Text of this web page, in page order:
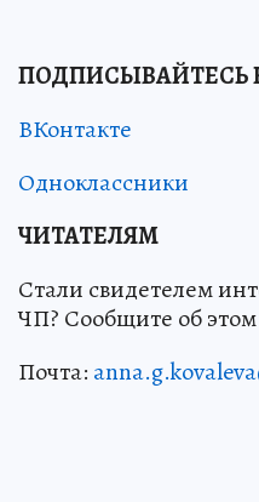
ПОДПИСЫВАЙТЕСЬ
ВКонтакте
Одноклассники
ЧИТАТЕЛЯМ
Стали свидетелем
ЧП? Сообщите об
Почта: